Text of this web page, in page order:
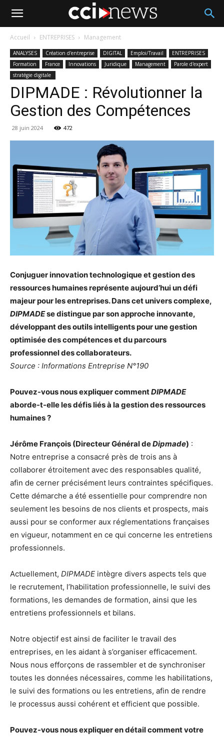
Accueil ENTREPRISES Management
ANALYSES Création d'entreprise DIGITAL Emploi/Travail
ENTREPRISES
Formation
France Innovations Juridique Management
Parole d'expert
stratégie digitale
DIPMADE : Révolutionner la
Gestion des Compétences
28 juin 2024 472
Conjuguer innovation technologique et gestion des
ressources humaines représente aujourd’hui un défi
majeur pour les entreprises. Dans cet univers complexe,
DIPMADEse distingue par son approche innovante,
développant des outils intelligents pour une gestion
optimisée des compétences et du parcours
professionnel des collaborateurs.
Source : Informations Entreprise N°190
Pouvez-vous nous expliquer commentDIPMADE
aborde-t-elle les défis liés à la gestion des ressources
humaines ?
Jérôme François (Directeur Général deDipmade) :
Notre entreprise a consacré près de trois ans à
collaborer étroitement avec des responsables qualité,
afin de cerner précisément leurs contraintes spécifiques.
Cette démarche a été essentielle pour comprendre non
seulement les besoins de nos clients et prospects, mais
aussi pour se conformer aux réglementations françaises
en vigueur, notamment en ce qui concerne les entretiens
professionnels.
Actuellement, DIPMADE intègre divers aspects tels que
le recrutement, l’habilitation professionnelle, le suivi des
formations, les demandes de formation, ainsi que les
entretiens professionnels et bilans.
Notre objectif est ainsi de faciliter le travail des
entreprises, en les aidant à s’organiser efficacement.
Nous nous efforçons de rassembler et de synchroniser
toutes les données nécessaires, comme les habilitations,
le suivi des formations ou les entretiens, afin de rendre
le processus aussi cohérent et efficient que possible.
Pouvez-vous nous expliquer en détail comment votre